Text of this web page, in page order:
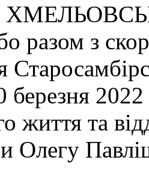
разом з
березня
життя та
Олегу